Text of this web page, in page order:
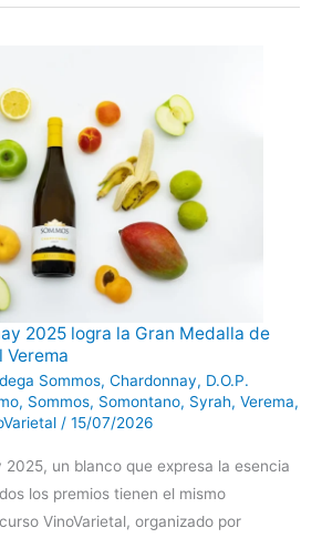
2025 logra la Gran Medalla de
Verema
Sommos, Chardonnay, D.O.P.
, Sommos, Somontano, Syrah, Verema,
/ 15/07/2026
2025, un blanco que expresa la esencia
los premios tienen el mismo
VinoVarietal, organizado por